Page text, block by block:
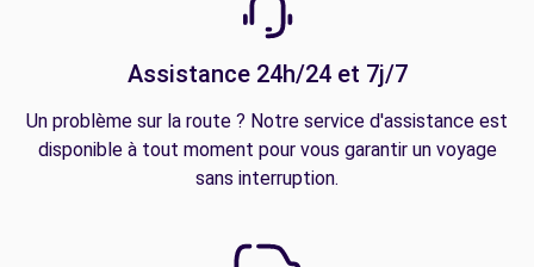
Assistance 24h/24 et 7j/7
Un problème sur la route ? Notre service d'assistance est
disponible à tout moment pour vous garantir un voyage
sans interruption.